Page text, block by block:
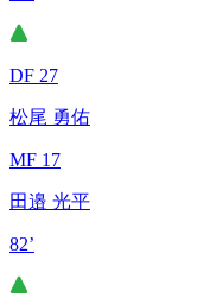
DF 27
松尾 勇佑
MF 17
田邉 光平
82’